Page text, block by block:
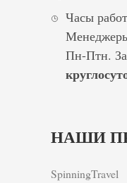
Часы
Пн-Птн.
НАШИ
SpinningTravel